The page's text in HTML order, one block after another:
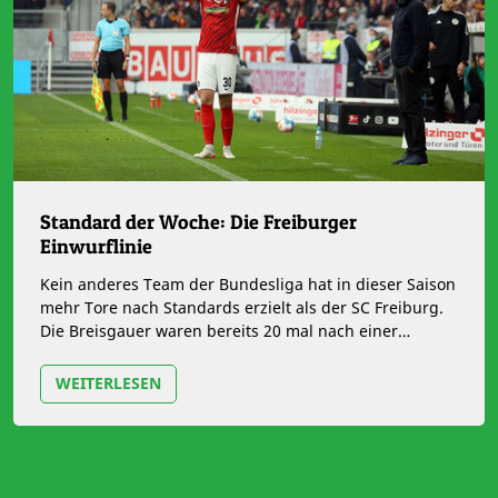
Standard der Woche: Die Freiburger
Einwurflinie
Kein anderes Team der Bundesliga hat in dieser Saison
mehr Tore nach Standards erzielt als der SC Freiburg.
Die Breisgauer waren bereits 20 mal nach einer
WEITERLESEN